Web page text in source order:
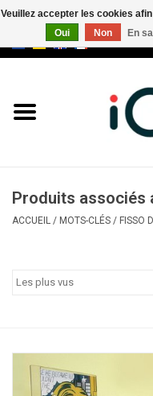
Marques
Appelez-nous au +32 3 353
Produits associés
ACCUEIL / MOTS-CLÉS / FISSO
Veuillez accepter les cookies
Oui
Non En